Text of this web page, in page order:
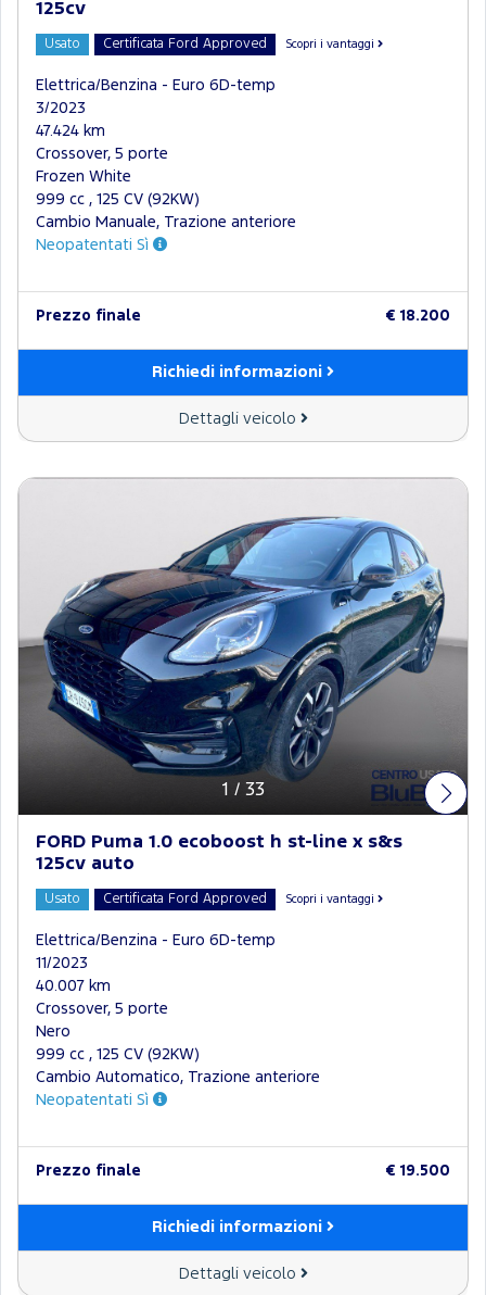
125cv
Usato Certificata Ford Approved Scopri i vantaggi
Elettrica/Benzina - Euro 6D-temp
3/2023
47.424 km
Crossover, 5 porte
Frozen White
999 cc , 125 CV (92KW)
Cambio Manuale, Trazione anteriore
Neopatentati Sì
Prezzo finale € 18.200
Richiedi informazioni
Dettagli veicolo
1 / 33
FORD Puma 1.0 ecoboost h st-line x s&s
125cv auto
Usato Certificata Ford Approved Scopri i vantaggi
Elettrica/Benzina - Euro 6D-temp
11/2023
40.007 km
Crossover, 5 porte
Nero
999 cc , 125 CV (92KW)
Cambio Automatico, Trazione anteriore
Neopatentati Sì
Prezzo finale € 19.500
Richiedi informazioni
Dettagli veicolo